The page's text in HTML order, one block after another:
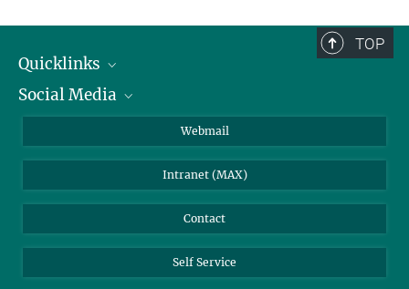
TOP
Quicklinks
IMPRS Graduate School
Weather station
Social Media
BlueSky
Webmail
Intranet (MAX)
Contact
Self Service